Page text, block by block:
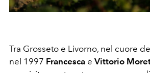
Tra Grosseto e Livorno, nel cuore
nel 1997 Francesca e Vittorio